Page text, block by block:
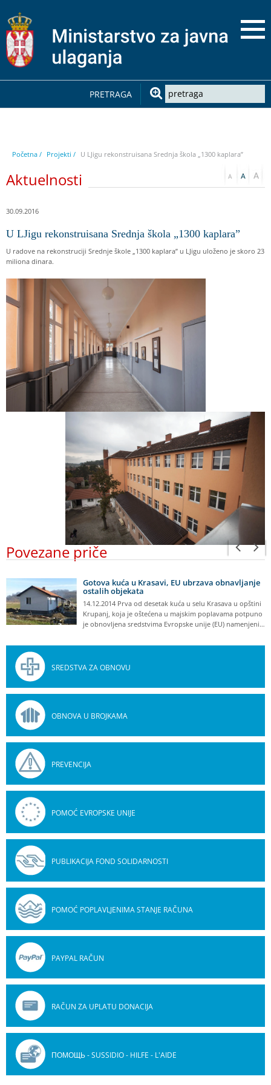
PRETRAGA
Početna / Projekti / U LJigu rekonstruisana Srednja škola „1300 kaplara”
Aktuelnosti
30.09.2016
U LJigu rekonstruisana Srednja škola „1300 kaplara”
U radove na rekonstruciji Srednje škole „1300 kaplara” u LJigu uloženo je skoro 23
miliona dinara.
Povezane priče
Gotova kuća u Krasavi, EU ubrzava obnavljanje
ostalih objekata
14.12.2014 Prva od desetak kuća u selu Krasava u opštini
Krupanj, koja je oštećena u majskim poplavama potpuno
je obnovljena sredstvima Evropske unije (EU) namenjeni…
SREDSTVA ZA OBNOVU
OBNOVA U BROJKAMA
PREVENCIJA
POMOĆ EVROPSKE UNIJE
PUBLIKACIJA FOND SOLIDARNOSTI
POMOĆ POPLAVLJENIMA STANJE RAČUNA
PAYPAL RAČUN
RAČUN ZA UPLATU DONACIJA
ПОМОЩЬ - SUSSIDIO - HILFE - L'AIDE